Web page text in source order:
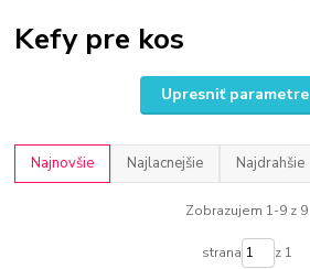
Kefy pre kos
Upresniť parametre
Najnovšie Najlacnejšie Najdrahšie
Zobrazujem 1-9 z 9
strana z 1